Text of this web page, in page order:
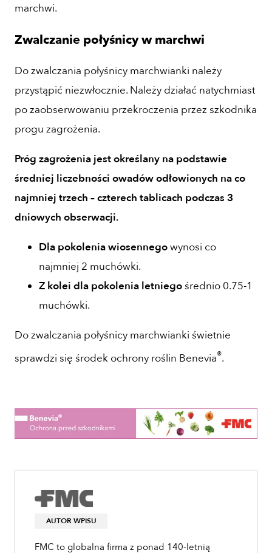
marchwi.
Zwalczanie połyśnicy w marchwi
Do zwalczania połyśnicy marchwianki należy
przystąpić niezwłocznie. Należy działać natychmiast
po zaobserwowaniu przekroczenia przez szkodnika
progu zagrożenia.
Próg zagrożenia jest określany na podstawie
średniej liczebności owadów odłowionych na co
najmniej trzech – czterech tablicach podczas 3
dniowych obserwacji.
Dla pokolenia wiosennegowynosi co
najmniej 2 muchówki.
Z kolei dla pokolenia letniegośrednio 0.75-1
muchówki.
Do zwalczania połyśnicy marchwianki świetnie
sprawdzi się środek ochrony roślin Benevia®.
AUTOR WPISU
FMC to globalna firma z ponad 140-letnią